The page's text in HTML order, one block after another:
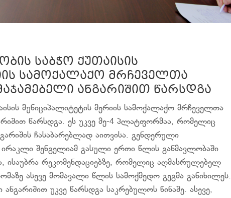
საბჭო ქუთაისის
სამოქალაქო მრჩეველთა
ანგარიშით წარსდგა
მუნიციპალიტეტის მერიის სამოქალაქო მრჩეველთა
წარსდგა. ეს უკვე მე-4 პლატფორმაა, რომელიც
ჩასაბარებლად აითვისა. გენდერული
შენგელიამ გასული ერთი წლის განმავლობაში
ისაუბრა რეკომენდაციებზე, რომელიც აღმასრულებელ
ასევე მომავალი წლის სამოქმედო გეგმა განიხილეს.
ანგარიშით უკვე წარსდგა საკრებულოს წინაშე. ასევე,